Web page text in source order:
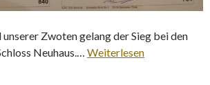
Zwoten gelang der Sieg bei den
Neuhaus.… Weiterlesen